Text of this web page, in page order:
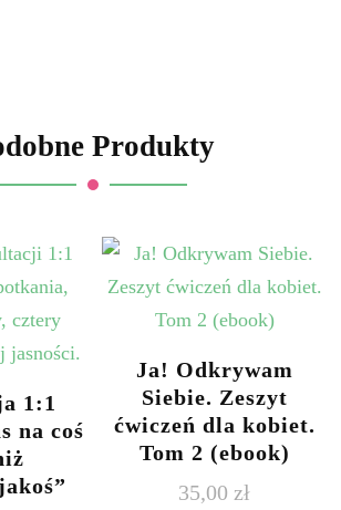
Produkty
1:1
na coś
Ja! Odkrywam
Siebie. Zeszyt
ćwiczeń dla kobiet.
Tom 2 (ebook)
35,00 zł